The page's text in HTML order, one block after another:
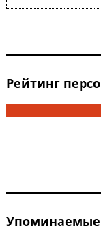
Рейтинг
Упоминаемые